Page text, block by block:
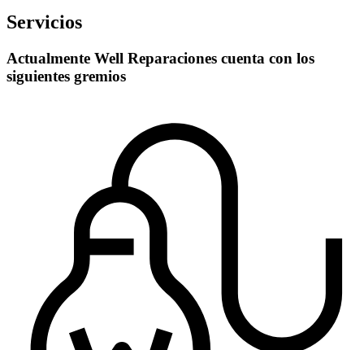
Servicios
Actualmente Well Reparaciones cuenta con los
siguientes gremios